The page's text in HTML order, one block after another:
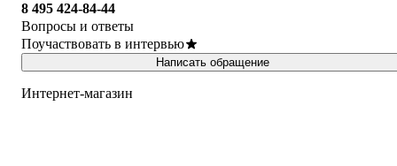
8 495 424-84-44
Вопросы и ответы
Поучаствовать в интервью
Написать обращение
Интернет-магазин